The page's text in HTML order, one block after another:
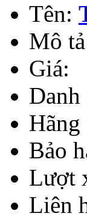
Tên:
Mô
Giá:
Hãng
Bảo
Lượt
Liên